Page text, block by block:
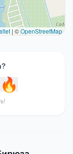
| ©OpenStreetMap
🔥